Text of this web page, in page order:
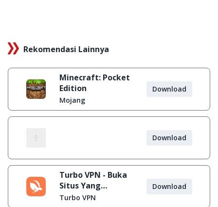
Rekomendasi Lainnya
Minecraft: Pocket
Edition
Mojang
Download
Download
Turbo VPN - Buka
Situs Yang
Diblokir
Turbo VPN
Download